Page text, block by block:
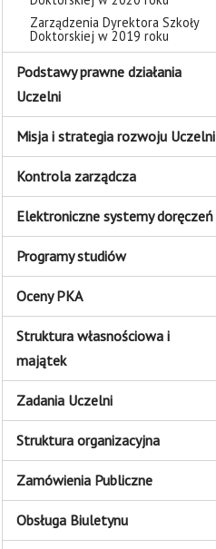
Zarządzenia Dyrektora Szkoły
Doktorskiej w 2019 roku
Podstawy prawne działania
Uczelni
Misja i strategia rozwoju Uczelni
Kontrola zarządcza
Elektroniczne systemy doręczeń
Programy studiów
Oceny PKA
Struktura własnościowa i
majątek
Zadania Uczelni
Struktura organizacyjna
Zamówienia Publiczne
Obsługa Biuletynu